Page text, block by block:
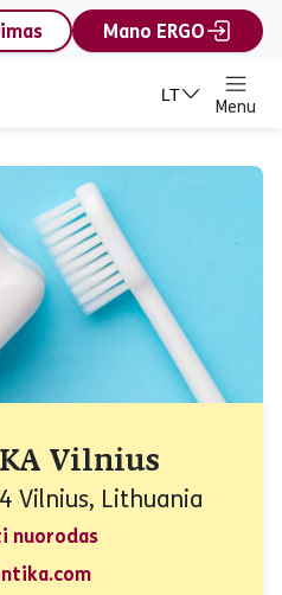
Mano ERGO
LT
Menu
Vilnius
Vilnius, Lithuania
nuorodas